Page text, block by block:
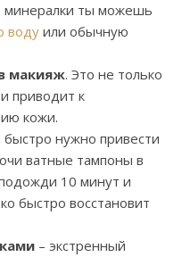
минералки ты можешь
воду или обычную
макияж. Это не только
приводит к
кожи.
быстро нужно привести
ватные тампоны в
10 минут и
быстро восстановит
– экстренный